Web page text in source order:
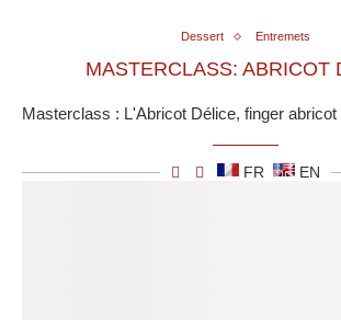
Dessert Entremets
MASTERCLASS: ABRICOT
Masterclass : L'Abricot Délice, finger abricot
FR EN